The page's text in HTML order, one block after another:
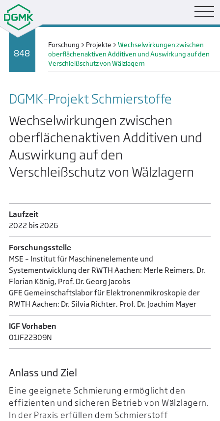
848
Forschung > Projekte >Wechselwirkungen zwischen
oberflächenaktiven Additiven und Auswirkung auf den
Verschleißschutz von Wälzlagern
DGMK-Projekt Schmier­stoffe
Wechselwirkungen zwischen
oberflächenaktiven Additiven und
Auswirkung auf den
Verschleißschutz von Wälzlagern
Laufzeit
2022 bis 2026
Forschungsstelle
MSE – Institut für Maschinenelemente und
Systementwicklung der RWTH Aachen: Merle Reimers, Dr.
Florian König, Prof. Dr. Georg Jacobs
GFE Gemeinschaftslabor für Elektronenmikroskopie der
RWTH Aachen: Dr. Silvia Richter, Prof. Dr. Joachim Mayer
IGF Vorhaben
01IF22309N
Anlass und Ziel
Eine geeignete Schmierung ermöglicht den
effizienten und sicheren Betrieb von Wälzlagern.
In der Praxis erfüllen dem Schmierstoff